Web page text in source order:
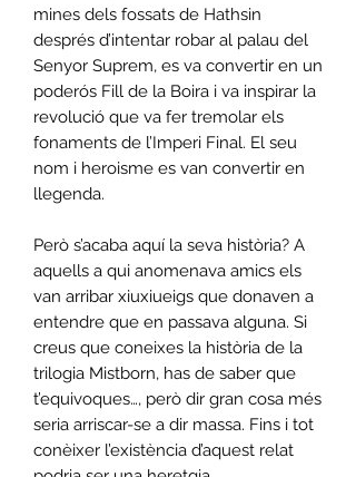
mines dels fossats de Hathsin
després d’intentar robar al palau del
Senyor Suprem, es va convertir en un
poderós Fill de la Boira i va inspirar la
revolució que va fer tremolar els
fonaments de l’Imperi Final. El seu
nom i heroisme es van convertir en
llegenda.
Però s’acaba aquí la seva història? A
aquells a qui anomenava amics els
van arribar xiuxiueigs que donaven a
entendre que en passava alguna. Si
creus que coneixes la història de la
trilogia Mistborn, has de saber que
t’equivoques…, però dir gran cosa més
seria arriscar-se a dir massa. Fins i tot
conèixer l’existència d’aquest relat